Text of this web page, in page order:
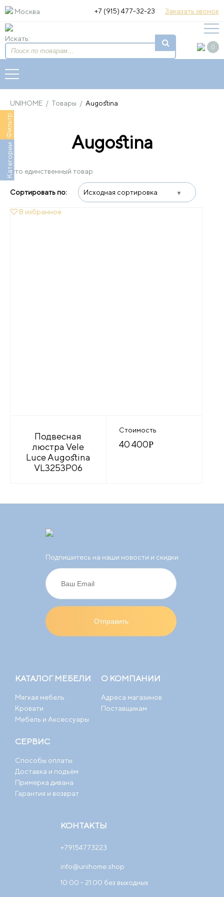
Москва +7 (915) 477-32-23 Заказать звонок
Искать:
0
UNIHOME / Товары / Augostina
Фильтр
Категории Augostina
Это единственный товар
В избранное
Подвесная
люстра Vele
Luce Augostina
VL3253P06
Стоимость
40 400Р
Подпишитесь на наши новости и скидки
КАТАЛОГ МЕБЕЛИ
Мягкая мебель
Кровати
Мебель и Аксессуары
О КОМПАНИИ
Адреса магазинов
Поставщикам
СЕРВИС
Способы оплаты
Доставка и подъём
Примерка дивана
Гарантия и возврат
КОНТАКТЫ
+79154773223
info@unihome.shop
10:00 - 21:00 без выходных